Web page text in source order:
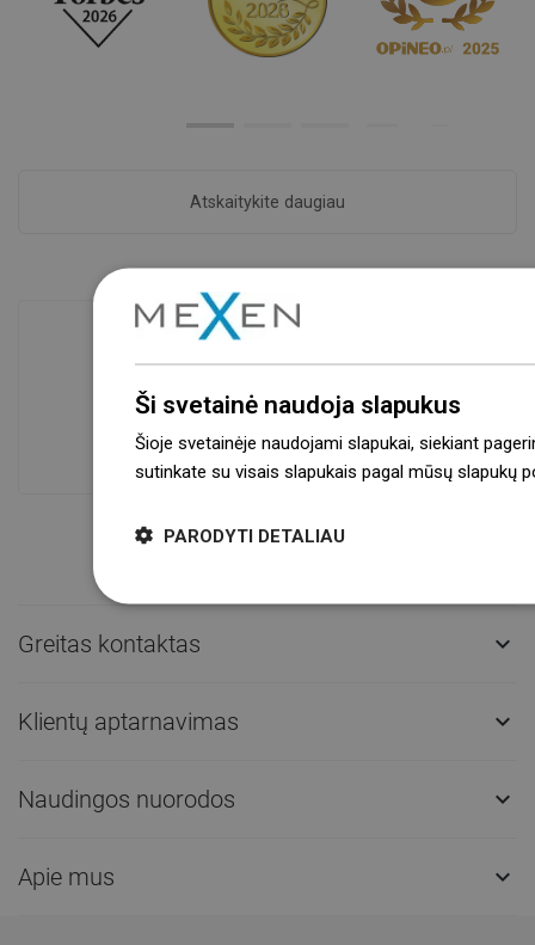
Atskaitykite daugiau
Prekių prieinamumas
Mūsų produktai jūsų laukia moderniame
sandėlyje.Visada pasirengusi išsiųsti!
Greitas kontaktas 
Klientų aptarnavimas 
Naudingos nuorodos 
Apie mus 
Ši svetainė naudoja slapukus
Šioje svetainėje naudojami slapukai, siekiant
sutinkate su visais slapukais pagal mūsų slapukų
PARODYTI DETALIAU